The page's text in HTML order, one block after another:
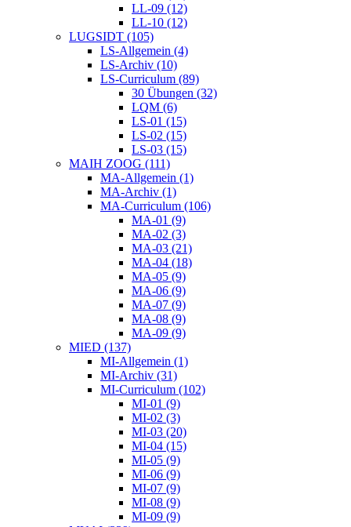
LL-09 (12)
LL-10 (12)
LUGSIDT (105)
LS-Allgemein (4)
LS-Archiv (10)
LS-Curriculum (89)
30 Übungen (32)
LQM (6)
LS-01 (15)
LS-02 (15)
LS-03 (15)
MAIH ZOOG (111)
MA-Allgemein (1)
MA-Archiv (1)
MA-Curriculum (106)
MA-01 (9)
MA-02 (3)
MA-03 (21)
MA-04 (18)
MA-05 (9)
MA-06 (9)
MA-07 (9)
MA-08 (9)
MA-09 (9)
MIED (137)
MI-Allgemein (1)
MI-Archiv (31)
MI-Curriculum (102)
MI-01 (9)
MI-02 (3)
MI-03 (20)
MI-04 (15)
MI-05 (9)
MI-06 (9)
MI-07 (9)
MI-08 (9)
MI-09 (9)